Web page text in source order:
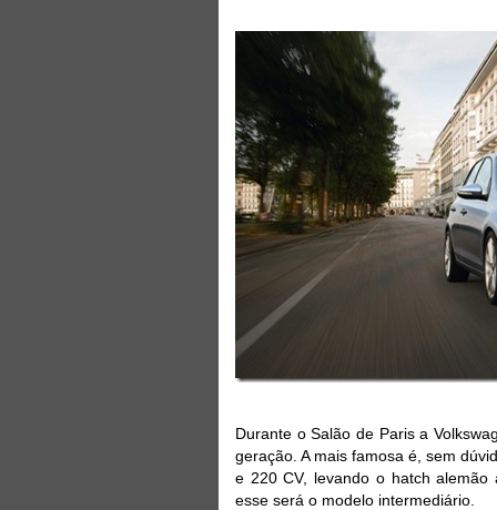
Durante o Salão de Paris a
geração. A mais famosa é, sem
e 220 CV, levando o hatch alemão
esse será o modelo intermediário.